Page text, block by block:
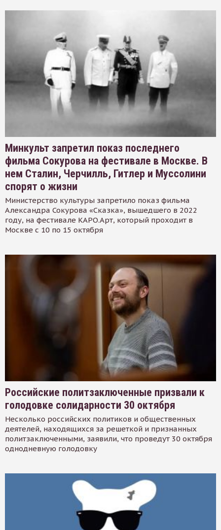
Минкульт запретил показ последнего
фильма Сокурова на фестивале в Москве. В
нем Сталин, Черчилль, Гитлер и Муссолини
спорят о жизни
Министерство культуры запретило показ фильма
Александра Сокурова «Сказка», вышедшего в 2022
году, на фестивале КАРО.Арт, который проходит в
Москве с 10 по 15 октября
Российские политзаключенные призвали к
голодовке солидарности 30 октября
Несколько российских политиков и общественных
деятелей, находящихся за решеткой и признанных
политзаключенными, заявили, что проведут 30 октября
однодневную голодовку